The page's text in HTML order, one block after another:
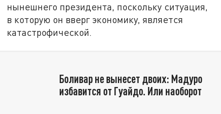
нынешнего президента, поскольку ситуация,
в которую он вверг экономику, является
катастрофической.
Боливар не вынесет двоих: Мадуро
избавится от Гуайдо. Или наоборот